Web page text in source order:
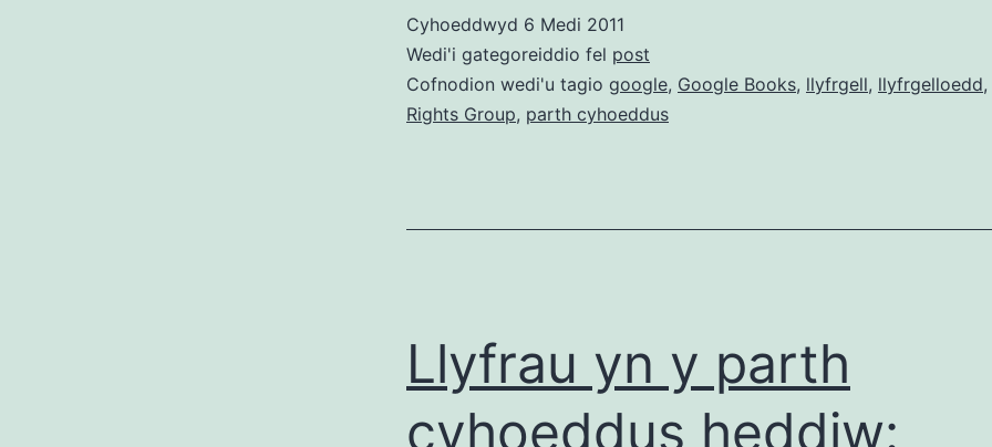
Cyhoeddwyd 6 Medi 2011
Wedi'i gategoreiddio fel post
Cofnodion wedi'u tagio google, Google Books, llyfrgell, llyfrgelloedd,
Rights Group, parth cyhoeddus
Llyfrau yn y parth
cyhoeddus heddiw: